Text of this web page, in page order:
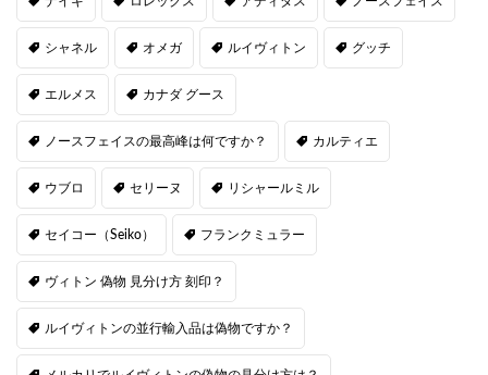
シャネル オメガ ルイヴィトン グッチ
エルメス カナダ グース
ノースフェイスの最高峰は何ですか？ カルティエ
ウブロ セリーヌ リシャールミル
セイコー（Seiko） フランクミュラー
ヴィトン 偽物 見分け方 刻印？
ルイヴィトンの並行輸入品は偽物ですか？